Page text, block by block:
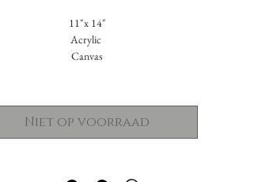
11"x 14"
Acrylic
Canvas
Niet op voorraad